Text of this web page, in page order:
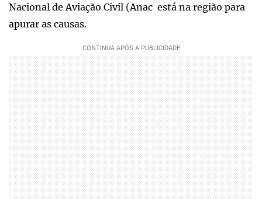
Nacional de Aviação Civil (Anac está na região para
apurar as causas.